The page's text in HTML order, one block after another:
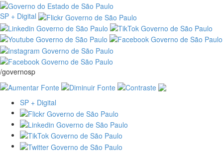
SP + Digital
/governosp
SP + Digital